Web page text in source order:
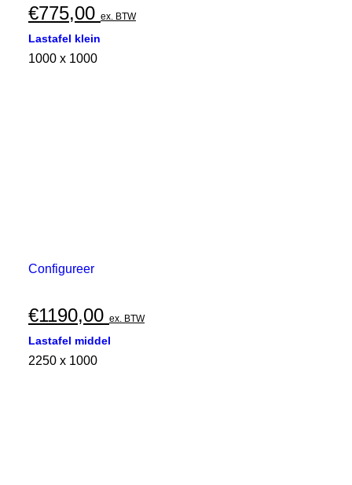
€775,00 ex. BTW
Lastafel klein
1000 x 1000
Configureer
€1190,00 ex. BTW
Lastafel middel
2250 x 1000